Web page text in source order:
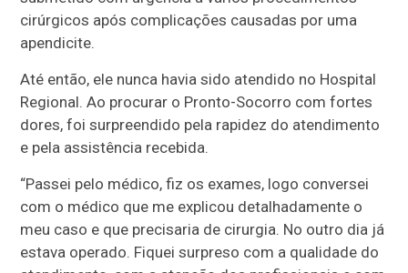
cirúrgicos após complicações causadas por uma
apendicite.
Até então, ele nunca havia sido atendido no Hospital
Regional. Ao procurar o Pronto-Socorro com fortes
dores, foi surpreendido pela rapidez do atendimento
e pela assistência recebida.
“Passei pelo médico, fiz os exames, logo conversei
com o médico que me explicou detalhadamente o
meu caso e que precisaria de cirurgia. No outro dia já
estava operado. Fiquei surpreso com a qualidade do